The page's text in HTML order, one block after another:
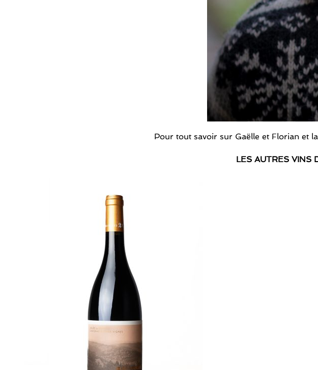
Pour tout savoir sur Gaëlle et Florian et
LES AUTRES VINS